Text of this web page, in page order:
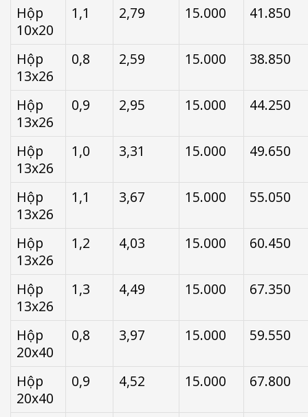
Hộp
10x20
1,1 2,79 15.000 41.850
Hộp
13x26
0,8 2,59 15.000 38.850
Hộp
13x26
0,9 2,95 15.000 44.250
Hộp
13x26
1,0 3,31 15.000 49.650
Hộp
13x26
1,1 3,67 15.000 55.050
Hộp
13x26
1,2 4,03 15.000 60.450
Hộp
13x26
1,3 4,49 15.000 67.350
Hộp
20x40
0,8 3,97 15.000 59.550
Hộp
20x40
0,9 4,52 15.000 67.800